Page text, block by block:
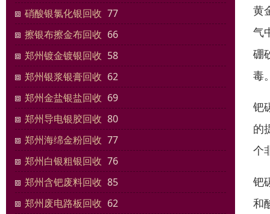
硝酸银氯化银回收 77
擦银布擦金布回收 66
郑州镀金镀银回收 58
郑州银浆银膏回收 62
郑州金盐银盐回收 69
郑州导电银胶回收 80
郑州海绵金粉回收 77
郑州白银粗银回收 76
郑州含钯废料回收 85
郑州废电路板回收 62
黄
气
硼
毒
钯
的
个
钯
和